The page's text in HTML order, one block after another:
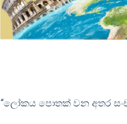
“ලෝකය පොතක් වන අතර